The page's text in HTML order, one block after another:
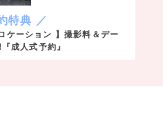
特典 ／
ーション 】撮影料＆デー
『成人式予約』